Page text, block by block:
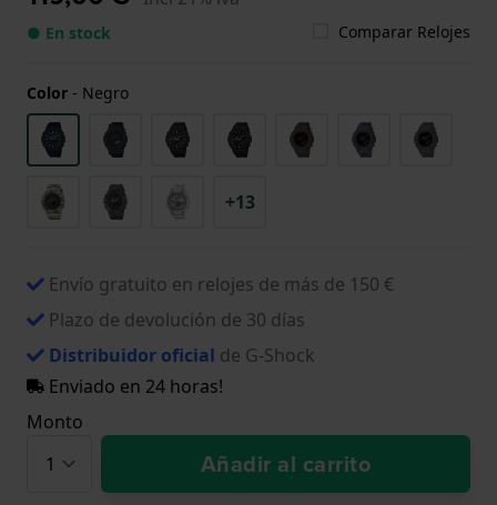
● En stock Comparar Relojes
Color - Negro
+13
Envío gratuito en relojes de más de 150 €
Plazo de devolución de 30 días
Distribuidor oficial de G-Shock
Enviado en 24 horas!
Monto
Añadir al carrito